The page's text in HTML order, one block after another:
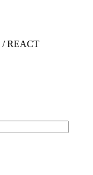
/ REACT